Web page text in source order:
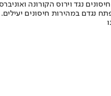
נגד וירוס הקורונה
נגדם במהירות חיסונים יעילים.